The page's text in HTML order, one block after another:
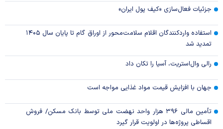
جزئیات فعال‌سازی «کیف پول ایران»
استفاده واردکنندگان اقلام سلامت‌محور از اوراق گام تا پایان سال ۱۴۰۵
تمدید شد
رالی وال‌استریت، آسیا را تکان داد
جهان با افزایش قیمت مواد غذایی مواجه است
تأمین مالی ۳۹۶ هزار واحد نهضت ملی توسط بانک مسکن/ فروش
اقساطی پروژه‌ها در اولویت قرار گیرد